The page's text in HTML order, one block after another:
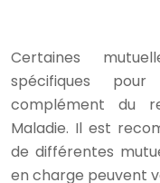
Certaines
spécifiques
complément du
Maladie. Il est
de différentes
en charge peuvent